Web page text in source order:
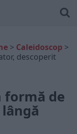
> Caleidoscop >
descoperit
formă de